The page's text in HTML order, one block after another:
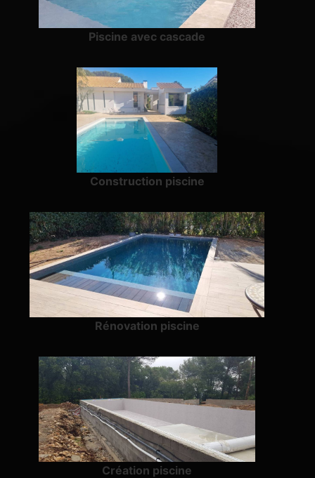
Piscine avec cascade
Construction piscine
Rénovation piscine
Création piscine